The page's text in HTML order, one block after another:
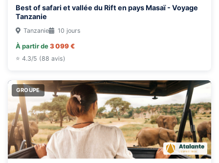
Best of safari et vallée du Rift en pays Masaï - Voyage
Tanzanie
Tanzanie 10 jours
À partir de3 099 €
⭐ 4.3/5 (88 avis)
GROUPE